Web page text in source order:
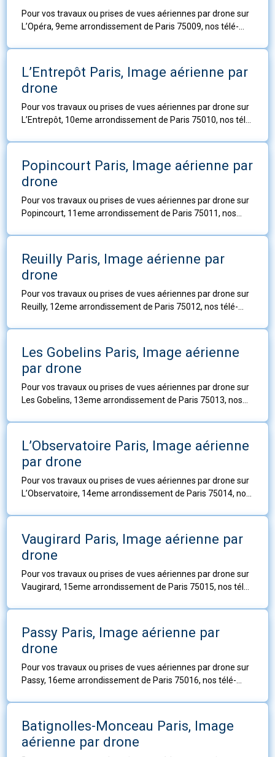
Pour vos travaux ou prises de vues aériennes par drone sur
L’Opéra, 9eme arrondissement de Paris 75009, nos télé-
L’Entrepôt Paris, Image aérienne par
drone
Pour vos travaux ou prises de vues aériennes par drone sur
L’Entrepôt, 10eme arrondissement de Paris 75010, nos télé-
Popincourt Paris, Image aérienne par
drone
Pour vos travaux ou prises de vues aériennes par drone sur
Popincourt, 11eme arrondissement de Paris 75011, nos
Reuilly Paris, Image aérienne par
drone
Pour vos travaux ou prises de vues aériennes par drone sur
Reuilly, 12eme arrondissement de Paris 75012, nos télé-
Les Gobelins Paris, Image aérienne
par drone
Pour vos travaux ou prises de vues aériennes par drone sur
Les Gobelins, 13eme arrondissement de Paris 75013, nos
L’Observatoire Paris, Image aérienne
par drone
Pour vos travaux ou prises de vues aériennes par drone sur
L’Observatoire, 14eme arrondissement de Paris 75014, nos
Vaugirard Paris, Image aérienne par
drone
Pour vos travaux ou prises de vues aériennes par drone sur
Vaugirard, 15eme arrondissement de Paris 75015, nos télé-
Passy Paris, Image aérienne par
drone
Pour vos travaux ou prises de vues aériennes par drone sur
Passy, 16eme arrondissement de Paris 75016, nos télé-
Batignolles-Monceau Paris, Image
aérienne par drone